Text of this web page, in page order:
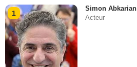
1
Simon Abkarian
Acteur